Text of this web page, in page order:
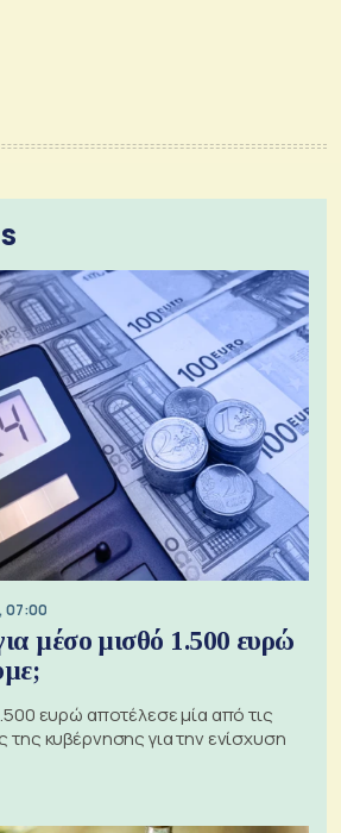
07:00
μέσο μισθό 1.500 ευρώ
ευρώ αποτέλεσε μία από τις
της κυβέρνησης για την ενίσχυση